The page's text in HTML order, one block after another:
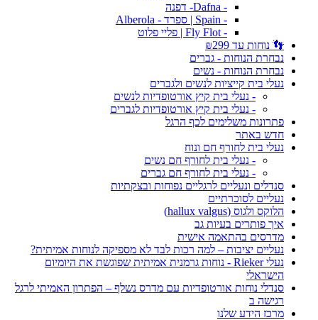
- Dafna- דפנה
- Spain | ספרד - Alberola
- Fly Flot | פליי פלוט
👣 נוחות עד ₪299
נבחרת הנוחות - גברים
נבחרת הנוחות - נשים
נעלי בית קייציות לנשים ולגברים
- נעלי בית קיץ אורטופדיות לנשים
- נעלי בית קיץ אורטופדיות לגברים
פתרונות משלימים לכף הרגל
חדש באתר
נעלי בית לחורף חם ונוח
- נעלי בית לחורף חם נשים
- נעלי בית לחורף חם גברים
סנדלים ונעליים לרגליים נפוחות ובצקתיות
נעליים לסוכרתיים
הלוקס ולגוס (hallux valgus)
איך פותרים בעיות גב
מדרסים בהתאמה אישית
נעליים יציבות – למה רכות לבד לא מספיקה לנוחות אמיתית?
נעלי Rieker - נוחות גרמנית אמיתית שפוגשת את היומיום
הישראלי
סנדלי נוחות אורטופדיות עם מדרס נשלף – הפתרון האמיתי לרגל
רגישה ב
מרכז הידע שלנו